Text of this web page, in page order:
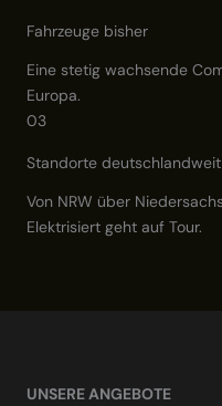
Fahrzeuge bisher
Eine stetig wachsende
Europa.
03
Standorte deutschlandweit
Von NRW über
Elektrisiert geht auf Tour.
UNSERE ANGEBOTE